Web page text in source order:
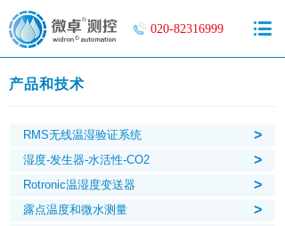
020-82316999
产品和技术
RMS无线温湿验证系统 >
湿度-发生器-水活性-CO2 >
Rotronic温湿度变送器 >
露点温度和微水测量 >